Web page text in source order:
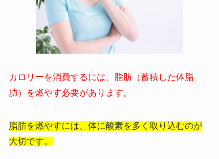
カロリーを消費するには、脂肪（蓄積した体脂
肪）を燃やす必要があります。
脂肪を燃やすには、体に酸素を多く取り込むのが
大切です。